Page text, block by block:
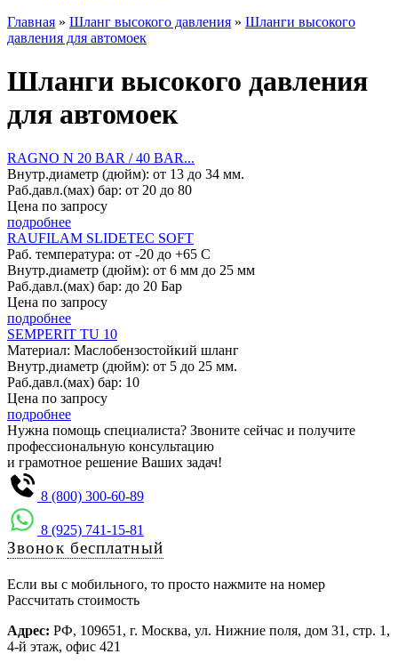
Главная » Шланг высокого давления » Шланги высокого
давления для автомоек
Шланги высокого давления
для автомоек
RAGNO N 20 BAR / 40 BAR...
Внутр.диаметр (дюйм): от 13 до 34 мм.
Раб.давл.(мах) бар: от 20 до 80
Цена по запросу
подробнее
RAUFILAM SLIDETEC SOFT
Раб. температура: от -20 до +65 С
Внутр.диаметр (дюйм): от 6 мм до 25 мм
Раб.давл.(мах) бар: до 20 Бар
Цена по запросу
подробнее
SEMPERIT TU 10
Материал: Маслобензостойкий шланг
Внутр.диаметр (дюйм): от 5 до 25 мм.
Раб.давл.(мах) бар: 10
Цена по запросу
подробнее
Нужна помощь специалиста? Звоните сейчас и получите
профессиональную консультацию
и грамотное решение Ваших задач!
8 (800) 300-60-89
8 (925) 741-15-81
Звонок бесплатный
Если вы с мобильного, то просто нажмите на номер
Рассчитать стоимость
Адрес: РФ, 109651, г. Москва, ул. Нижние поля, дом 31, стр. 1,
4-й этаж, офис 421